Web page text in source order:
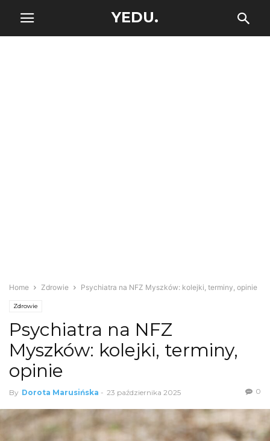
YEDU.
Home Zdrowie Psychiatra na NFZ Myszków: kolejki, terminy, opinie
Zdrowie
Psychiatra na NFZ
Myszków: kolejki, terminy,
opinie
By Dorota Marusińska - 23 października 2025 0